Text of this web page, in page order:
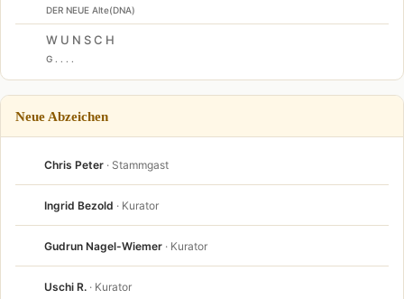
DER NEUE Alte(DNA)
W U N S C H
G . . . .
Neue Abzeichen
Chris Peter · Stammgast
Ingrid Bezold · Kurator
Gudrun Nagel-Wiemer · Kurator
Uschi R. · Kurator